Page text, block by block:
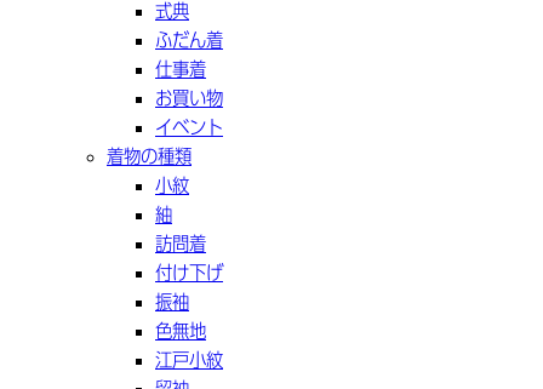
式典
ふだん着
仕事着
お買い物
イベント
着物の種類
小紋
紬
訪問着
付け下げ
振袖
色無地
江戸小紋